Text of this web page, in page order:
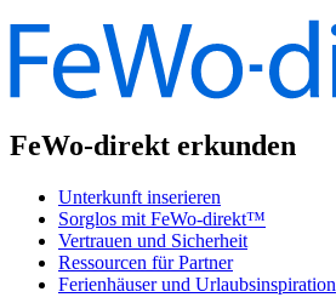
FeWo-direkt erkunden
Unterkunft inserieren
Sorglos mit FeWo-direkt™
Vertrauen und Sicherheit
Ressourcen für Partner
Ferienhäuser und Urlaubsinspiration